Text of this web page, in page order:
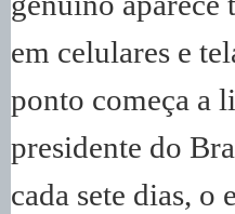
em celulares e
ponto começa a
presidente do
cada sete dias, o